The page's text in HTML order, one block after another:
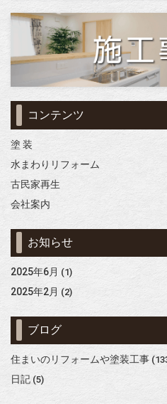
コンテンツ
塗 装
水まわりリフォーム
古民家再生
会社案内
お知らせ
2025年6月 (1)
2025年2月 (2)
ブログ
住まいのリフォームや塗装工事
日記 (5)